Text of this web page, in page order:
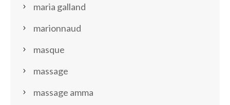
maria galland
marionnaud
masque
massage
massage amma